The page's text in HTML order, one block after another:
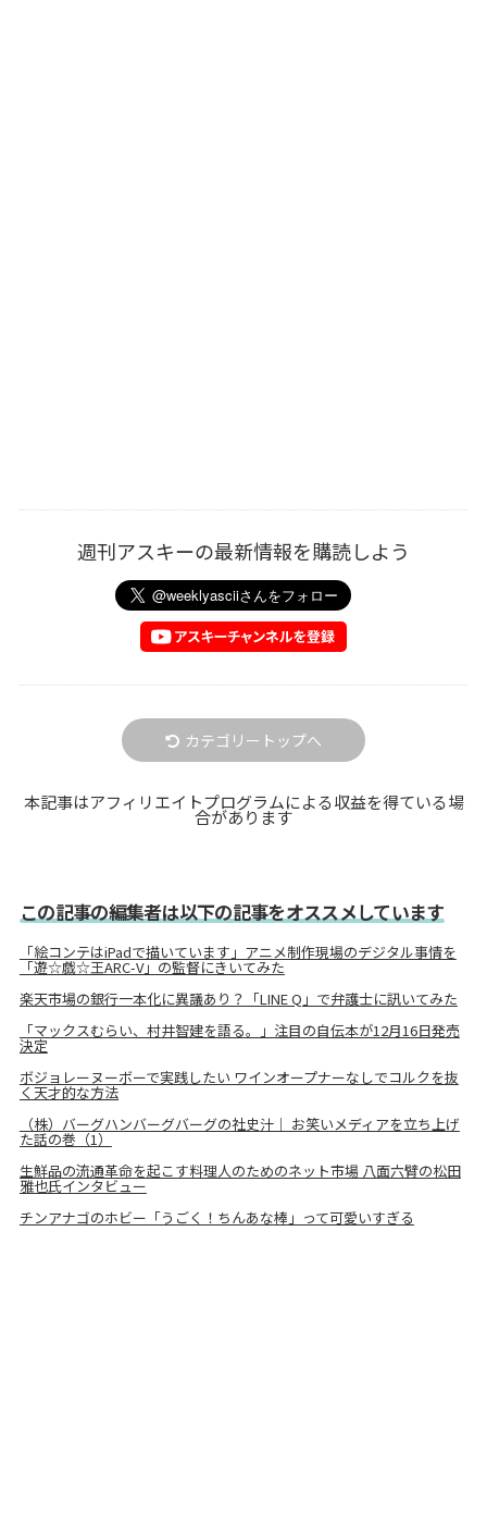
週刊アスキーの最新情報を購読しよう
カテゴリートップへ
本記事はアフィリエイトプログラムによる収益を得ている場
合があります
この記事の編集者は以下の記事をオススメしています
「絵コンテはiPadで描いています」アニメ制作現場のデジタル事情を
「遊☆戯☆王ARC-V」の監督にきいてみた
楽天市場の銀行一本化に異議あり？「LINE Q」で弁護士に訊いてみた
「マックスむらい、村井智建を語る。」注目の自伝本が12月16日発売
決定
ボジョレーヌーボーで実践したい ワインオープナーなしでコルクを抜
く天才的な方法
（株）バーグハンバーグバーグの社史汁｜ お笑いメディアを立ち上げ
た話の巻（1）
生鮮品の流通革命を起こす料理人のためのネット市場 八面六臂の松田
雅也氏インタビュー
チンアナゴのホビー「うごく！ちんあな棒」って可愛いすぎる